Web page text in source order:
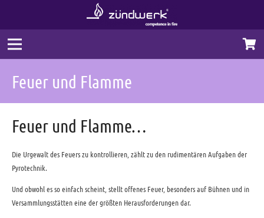
Feuer und Flamme
Feuer und Flamme…
Die Urgewalt des Feuers zu kontrollieren, zählt zu den rudimentären Aufgaben der
Pyrotechnik.
Und obwohl es so einfach scheint, stellt offenes Feuer, besonders auf Bühnen und in
Versammlungsstätten eine der größten Herausforderungen dar.